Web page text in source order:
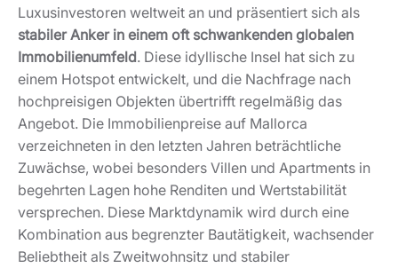
Luxusinvestoren weltweit an und präsentiert sich als
stabiler Anker in einem oft schwankenden globalen
Immobilienumfeld. Diese idyllische Insel hat sich zu
einem Hotspot entwickelt, und die Nachfrage nach
hochpreisigen Objekten übertrifft regelmäßig das
Angebot. Die Immobilienpreise auf Mallorca
verzeichneten in den letzten Jahren beträchtliche
Zuwächse, wobei besonders Villen und Apartments in
begehrten Lagen hohe Renditen und Wertstabilität
versprechen. Diese Marktdynamik wird durch eine
Kombination aus begrenzter Bautätigkeit, wachsender
Beliebtheit als Zweitwohnsitz und stabiler